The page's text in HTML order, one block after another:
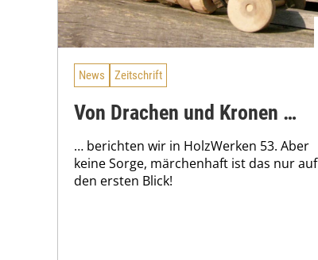
News Zeitschrift
Von Drachen und Kronen …
… berichten wir in HolzWerken 53. Aber
keine Sorge, märchenhaft ist das nur auf
den ersten Blick!